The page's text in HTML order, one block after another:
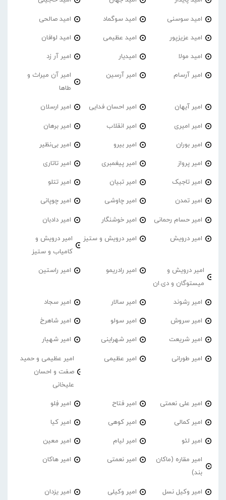
امید سوسنی امید سوگماد امید صالحی
امید عزیزپور امید عظیمی امید لوافان
امید مولا امیدیار امیر آر زد
امیر آرسام امیر آرسین
امیر آن میراث و
طاها
امیر آیهان امیر احسان فدایی امیر ارسلان
امیر امیری امیر انقلاب امیر برهان
امیر‌ بوران امیر بیرو امیر بی‌نظیر
امیر پرواز امیر پیغمبری امیر تاتاری
امیر تاجیک امیر تبیان امیر تتلو
امیر تمدن امیر چاوشی امیر چوپانی
امیر حسام رحمانی امیر خوشنگار امیر دادبان
امیر درویش امیر درویش و ستیز
امیر درویش و
کامیاب و ستیز
امیر درویش و
میستوگان و دی.ان
امیر رادریمو امیر راستین
امیر رشوند امیر سالار امیر سجاد
امیر سروش امیر سولو امیر شاهرخ
امیر شریعت امیر شهراینی امیر شهیار
امیر طورانی امیر عظیمی
امیر عظیمی و حمید
صفت و احسان
علیخانی
امیر علی نعمتی امیر فتاح امیر فِلو
امیر کمالی امیر کوهی امیر کیا
امیر لئو امیر لیام امیر معین
امیر مقاره (ماکان
بند)
امیر نعمتی امیر هاکان
امیر وکیل نسل امیر وکیلی امیر یزدان